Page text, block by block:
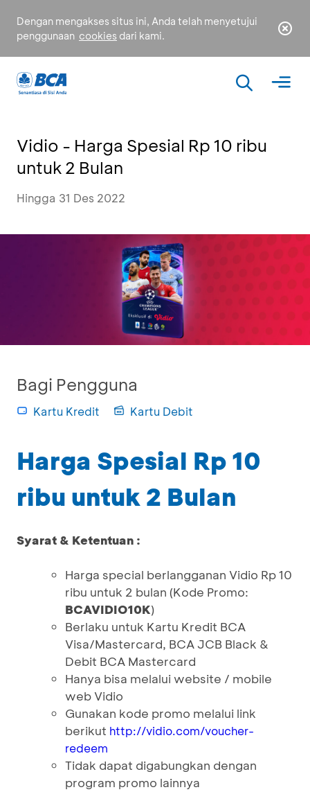
Dengan mengakses situs ini, Anda telah menyetujui
penggunaan cookies dari kami.
Vidio - Harga Spesial Rp 10 ribu
untuk 2 Bulan
Hingga 31 Des 2022
Bagi Pengguna
Kartu Kredit Kartu Debit
Harga Spesial Rp 10
ribu untuk 2 Bulan
Syarat & Ketentuan :
Harga special berlangganan Vidio Rp 10
ribu untuk 2 bulan (Kode Promo:
BCAVIDIO10K)
Berlaku untuk Kartu Kredit BCA
Visa/Mastercard, BCA JCB Black &
Debit BCA Mastercard
Hanya bisa melalui website / mobile
web Vidio
Gunakan kode promo melalui link
berikut http://vidio.com/voucher-
redeem
Tidak dapat digabungkan dengan
program promo lainnya